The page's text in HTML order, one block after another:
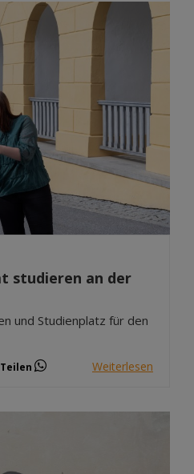
studieren an der
und Studienplatz für den
Teilen Weiterlesen